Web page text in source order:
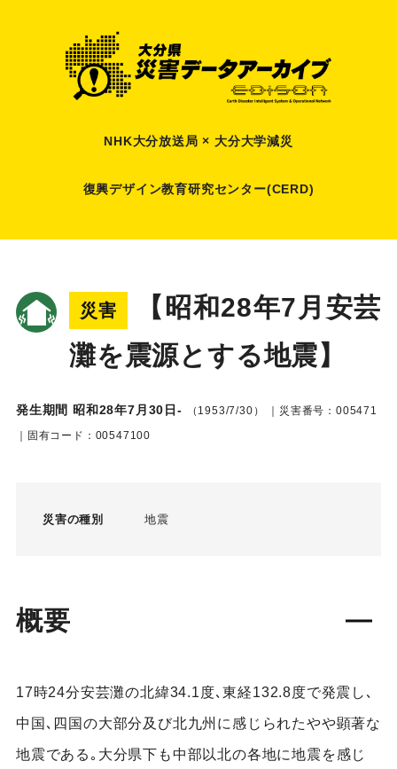
NHK大分放送局 × 大分大学減災
復興デザイン教育研究センター(CERD)
災害
【昭和28年7月安芸
灘を震源とする地震】
発生期間 昭和28年7月30日- （1953/7/30）
｜災害番号：005471
｜固有コード：00547100
災害の種別 地震
概要
17時24分安芸灘の北緯34.1度､東経132.8度で発震し､
中国､四国の大部分及び北九州に感じられたやや顕著な
地震である｡大分県下も中部以北の各地に地震を感じ